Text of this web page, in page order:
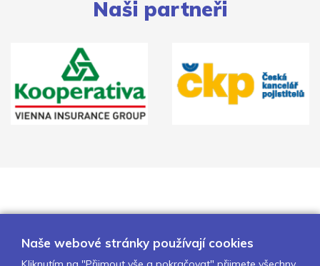
Naši partneři
Naše webové stránky používají cookies